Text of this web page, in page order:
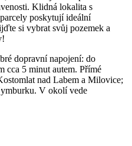
Klidná lokalita s
poskytují ideální
si vybrat svůj pozemek a
dopravní napojení: do
cca 5 minut autem. Přímé
nad Labem a Milovice;
V okolí vede